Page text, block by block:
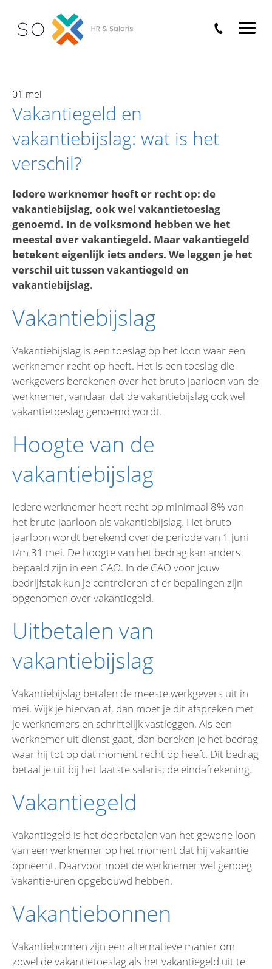
Home Nieuws
Verschil vakantiegeld en
01 mei
Vakantiegeld en
vakantiebijslag: wat is het
verschil?
Iedere werknemer heeft er recht op: de
vakantiebijslag, ook wel vakantietoeslag
genoemd. In de volksmond hebben we het
meestal over vakantiegeld. Maar vakantiegeld
betekent eigenlijk iets anders. We leggen je het
verschil uit tussen vakantiegeld en
vakantiebijslag.
Vakantiebijslag
Vakantiebijslag is een toeslag op het loon waar een
werknemer recht op heeft. Het is een toeslag die
werkgevers berekenen over het bruto jaarloon van de
werknemer, vandaar dat de vakantiebijslag ook wel
vakantietoeslag genoemd wordt.
Hoogte van de
vakantiebijslag
Iedere werknemer heeft recht op minimaal 8% van
het bruto jaarloon als vakantiebijslag. Het bruto
jaarloon wordt berekend over de periode van 1 juni
t/m 31 mei. De hoogte van het bedrag kan anders
bepaald zijn in een CAO. In de CAO voor jouw
bedrijfstak kun je controleren of er bepalingen zijn
opgenomen over vakantiegeld.
Uitbetalen van
vakantiebijslag
Vakantiebijslag betalen de meeste werkgevers uit in
mei. Wijk je hiervan af, dan moet je dit afspreken met
je werknemers en schriftelijk vastleggen. Als een
werknemer uit dienst gaat, dan bereken je het bedrag
waar hij tot op dat moment recht op heeft. Dit bedrag
betaal je uit bij het laatste salaris; de eindafrekening.
Vakantiegeld
Vakantiegeld is het doorbetalen van het gewone loon
van een werknemer op het moment dat hij vakantie
opneemt. Daarvoor moet de werknemer wel genoeg
vakantie-uren opgebouwd hebben.
Vakantiebonnen
Vakantiebonnen zijn een alternatieve manier om
zowel de vakantietoeslag als het vakantiegeld uit te